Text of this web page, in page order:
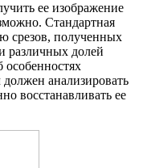
ее изображение
Стандартная
срезов, полученных
различных долей
особенностях
должен анализировать
восстанавливать ее